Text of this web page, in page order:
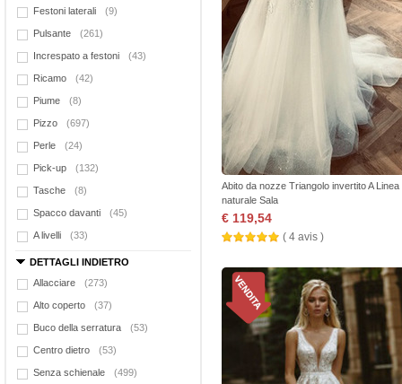
Festoni laterali (9)
Pulsante (261)
Increspato a festoni (43)
Ricamo (42)
Piume (8)
Pizzo (697)
Perle (24)
Pick-up (132)
Tasche (8)
Spacco davanti (45)
A livelli (33)
DETTAGLI INDIETRO
Allacciare
(273)
Alto coperto (37)
Buco della serratura (53)
Centro dietro (53)
Senza schienale (499)
Abito da nozze Triangolo invertito A Linea
naturale Sala
€ 119,54
( 4 avis )